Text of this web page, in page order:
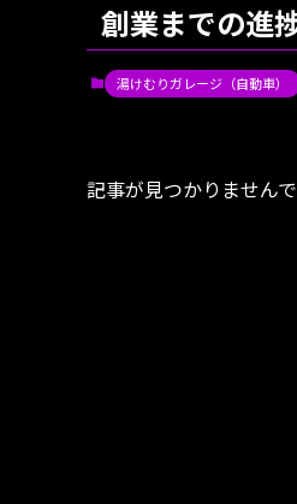
創業までの進
湯けむりガレージ（自動車）
記事が見つかりませんで